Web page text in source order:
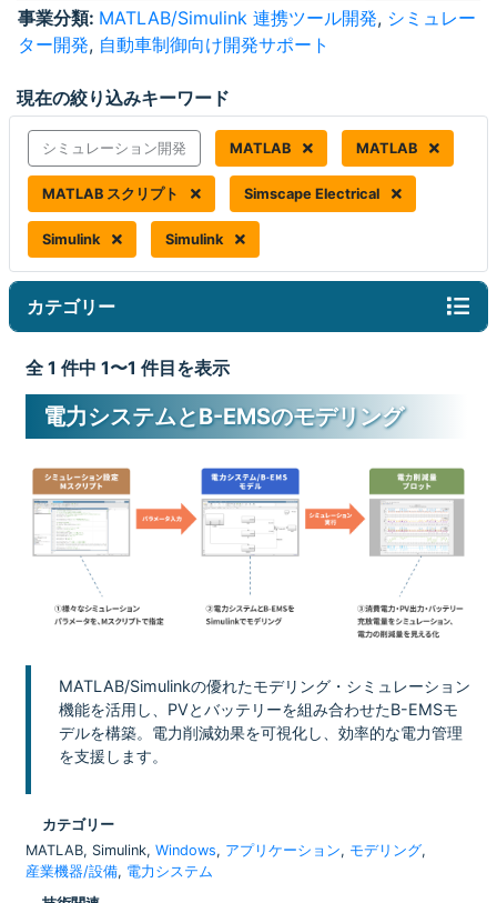
事業分類: MATLAB/Simulink 連携ツール開発, シミュレー
ター開発, 自動車制御向け開発サポート
現在の絞り込みキーワード
シミュレーション開発 MATLAB MATLAB
MATLAB スクリプト Simscape Electrical
Simulink Simulink
カテゴリー
全 1 件中 1〜1 件目を表示
電力システムとB-EMSのモデリング
MATLAB/Simulinkの優れたモデリング・シミュレーション
機能を活用し、PVとバッテリーを組み合わせたB-EMSモ
デルを構築。電力削減効果を可視化し、効率的な電力管理
を支援します。
カテゴリー
MATLAB, Simulink, Windows, アプリケーション, モデリング,
産業機器/設備, 電力システム